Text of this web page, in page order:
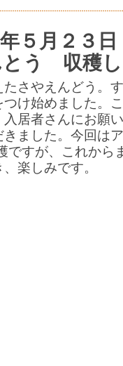
５月２３日
とう 収穫
たさやえんどう。
つけ始めました。
居者さんにお願
ました。今回は
ですが、これから
楽しみです。